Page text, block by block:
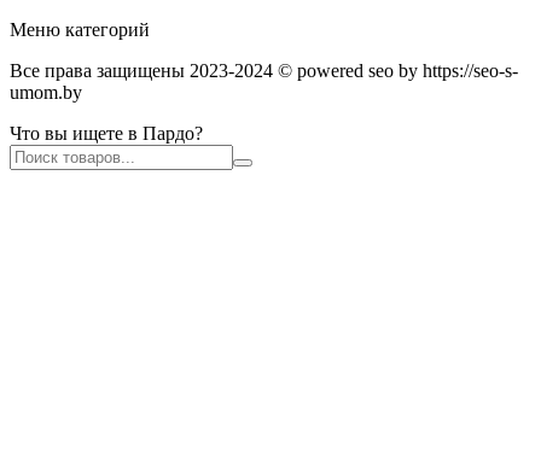
Меню категорий
Все права защищены 2023-2024 © powered seo by https://seo-s-
umom.by
Что вы ищете в Пардо?